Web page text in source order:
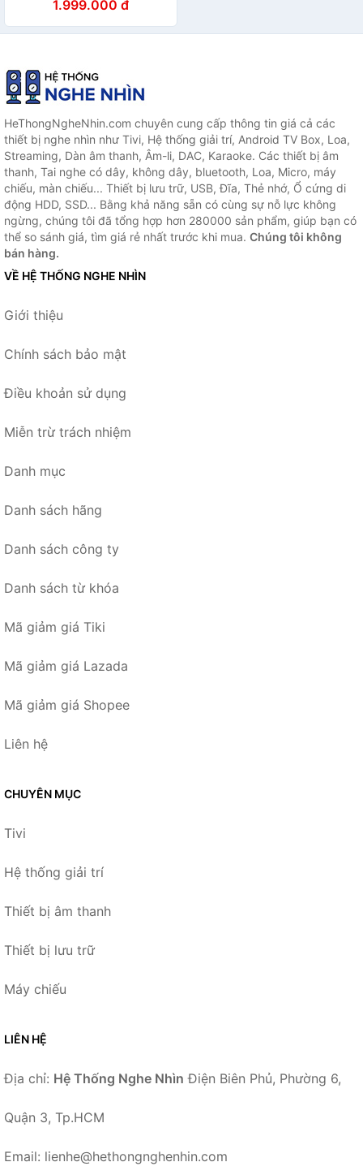
1.999.000 đ
HeThongNgheNhin.com chuyên cung cấp thông tin giá cả các
thiết bị nghe nhìn như Tivi, Hệ thống giải trí, Android TV Box, Loa,
Streaming, Dàn âm thanh, Âm-li, DAC, Karaoke. Các thiết bị âm
thanh, Tai nghe có dây, không dây, bluetooth, Loa, Micro, máy
chiếu, màn chiếu... Thiết bị lưu trữ, USB, Đĩa, Thẻ nhớ, Ổ cứng di
động HDD, SSD... Bằng khả năng sẵn có cùng sự nỗ lực không
ngừng, chúng tôi đã tổng hợp hơn 280000 sản phẩm, giúp bạn có
thể so sánh giá, tìm giá rẻ nhất trước khi mua. Chúng tôi không
bán hàng.
VỀ HỆ THỐNG NGHE NHÌN
Giới thiệu
Chính sách bảo mật
Điều khoản sử dụng
Miễn trừ trách nhiệm
Danh mục
Danh sách hãng
Danh sách công ty
Danh sách từ khóa
Mã giảm giá Tiki
Mã giảm giá Lazada
Mã giảm giá Shopee
Liên hệ
CHUYÊN MỤC
Tivi
Hệ thống giải trí
Thiết bị âm thanh
Thiết bị lưu trữ
Máy chiếu
LIÊN HỆ
Địa chỉ: Hệ Thống Nghe Nhìn Điện Biên Phủ, Phường 6,
Quận 3, Tp.HCM
Email: lienhe@hethongnghenhin.com